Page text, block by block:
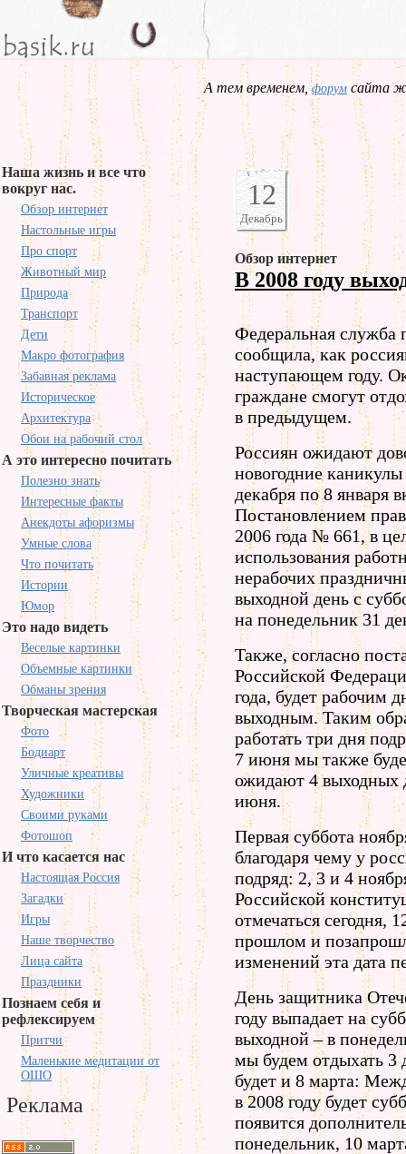
А тем временем,форум сайта
Наша жизнь и все что
вокруг нас.
Обзор интернет
Настольные игры
Про спорт
Животный мир
Природа
Транспорт
Дети
Макро фотография
Забавная реклама
Историческое
Архитектура
Обои на рабочий стол
А это интересно почитать
Полезно знать
Интересные факты
Анекдоты афоризмы
Умные слова
Что почитать
Истории
Юмор
Это надо видеть
Веселые картинки
Объемные картинки
Обманы зрения
Творческая мастерская
Фото
Бодиарт
Уличные креативы
Художники
Своими руками
Фотошоп
И что касается нас
Настоящая Россия
Загадки
Игры
Наше творчество
Лица сайта
Праздники
Познаем себя и
рефлексируем
Притчи
Маленькие медитации от
ОШО
Реклама
12
Декабрь
Обзор интернет
В 2008 году
Федеральная служба
сообщила, как
наступающем году.
граждане смогут
в предыдущем.
Россиян ожидают
новогодние
декабря по 8 января
Постановлением
2006 года № 661, в
использования
нерабочих
выходной день с
на понедельник 31
Также, согласно
Российской
года, будет рабочим
выходным. Таким
работать три дня
7 июня мы также
ожидают 4 выходных
июня.
Первая суббота
благодаря чему у
подряд: 2, 3 и 4
Российской
отмечаться сегодня,
прошлом и
изменений эта дата
День защитника
году выпадает на
выходной – в
мы будем отдыхать 3
будет и 8 марта:
в 2008 году будет
появится
понедельник, 10